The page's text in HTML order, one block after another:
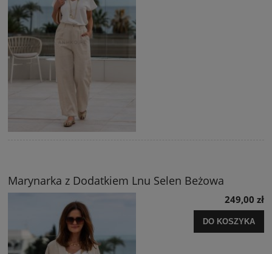
Marynarka z Dodatkiem Lnu Selen Beżowa
249,00 zł
DO KOSZYKA